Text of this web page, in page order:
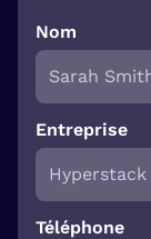
Nom
Entreprise
Téléphone